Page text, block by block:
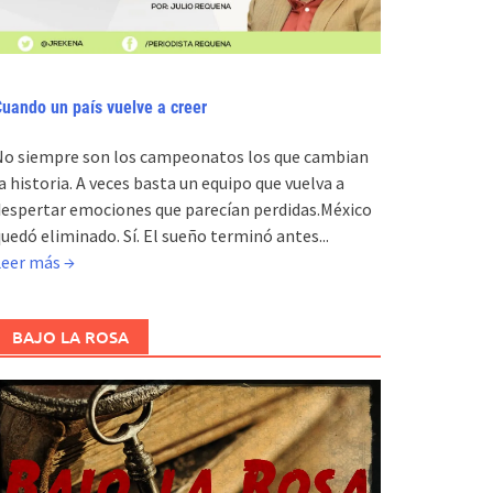
un país vuelve a creer
siempre son los campeonatos los que cambian
historia. A veces basta un equipo que vuelva a
emociones que parecían perdidas.México
eliminado. Sí. El sueño terminó antes...
más →
BAJO LA ROSA